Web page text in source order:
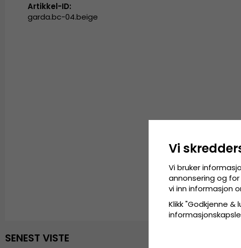
Artikkel-ID:
garda.bc-04.beige
SENEST VISTE
Vi
Vi bruker
annonsering og
vi inn informasjon
Klikk "Godkjenne &